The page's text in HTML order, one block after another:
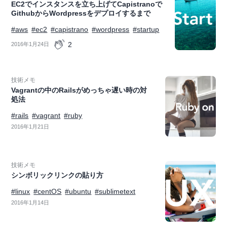
EC2でインスタンスを立ち上げてCapistranoで
GithubからWordpressをデプロイするまで
#aws #ec2 #capistrano #wordpress #startup
2016年1月24日 2
技術メモ
Vagrantの中のRailsがめっちゃ遅い時の対
処法
#rails #vagrant #ruby
2016年1月21日
技術メモ
シンボリックリンクの貼り方
#linux #centOS #ubuntu #sublimetext
2016年1月14日